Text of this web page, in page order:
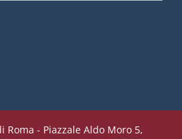
- Piazzale Aldo Moro 5,